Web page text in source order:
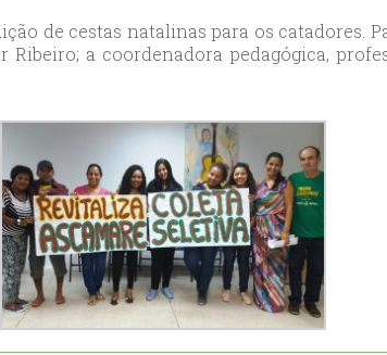
de cestas natalinas para os catadores.
a coordenadora pedagógica,